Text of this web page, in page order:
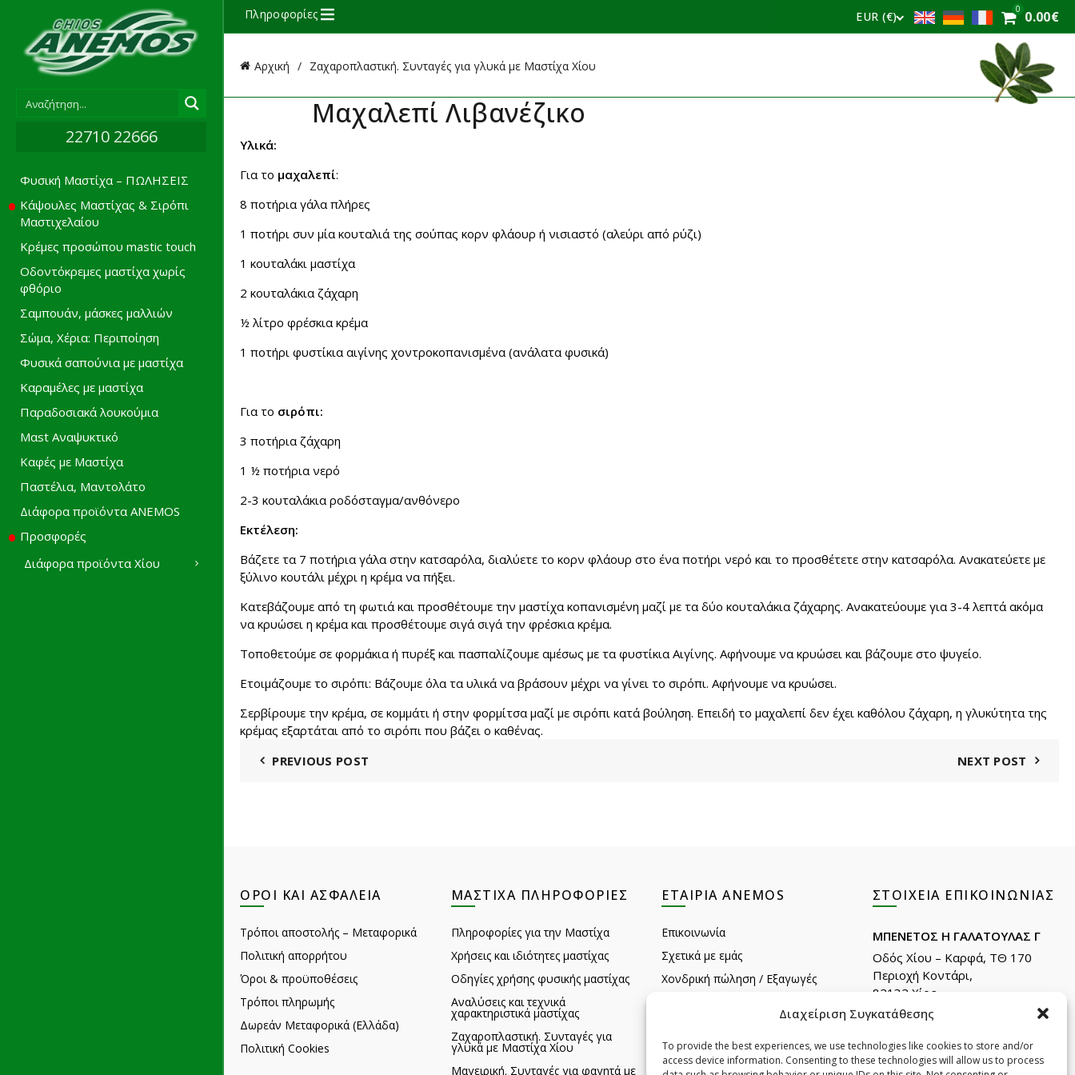
Διαχείριση Συγκατάθεσης
To provide the best experiences, we use technologies like cookies to store and/or
access device information. Consenting to these technologies will allow us to process
EUR (€)
0 0.00€
Πληροφορίες
22710 22666
Φυσική Μαστίχα – ΠΩΛΗΣΕΙΣ
Κάψουλες Μαστίχας & Σιρόπι
Μαστιχελαίου
Κρέμες προσώπου mastic touch
Οδοντόκρεμες μαστίχα χωρίς
φθόριο
Σαμπουάν, μάσκες μαλλιών
Σώμα, Χέρια: Περιποίηση
Φυσικά σαπούνια με μαστίχα
Καραμέλες με μαστίχα
Παραδοσιακά λουκούμια
Mαst Αναψυκτικό
Καφές με Μαστίχα
Παστέλια, Μαντολάτο
Διάφορα προϊόντα ANEMOS
Προσφορές
Διάφορα προϊόντα Χίου
Αρχική Ζαχαροπλαστική. Συνταγές για γλυκά με Μαστίχα Χίου
Μαχαλεπί Λιβανέζικο
Υλικά:
Για το μαχαλεπί:
8 ποτήρια γάλα πλήρες
1 ποτήρι συν μία κουταλιά της σούπας κορν φλάουρ ή νισιαστό (αλεύρι από ρύζι)
1 κουταλάκι μαστίχα
2 κουταλάκια ζάχαρη
½ λίτρο φρέσκια κρέμα
1 ποτήρι φυστίκια αιγίνης χοντροκοπανισμένα (ανάλατα φυσικά)
Για το σιρόπι:
3 ποτήρια ζάχαρη
1 ½ ποτήρια νερό
2-3 κουταλάκια ροδόσταγμα/ανθόνερο
Εκτέλεση:
Βάζετε τα 7 ποτήρια γάλα στην κατσαρόλα, διαλύετε το κορν φλάουρ στο ένα ποτήρι νερό και το προσθέτετε στην κατσαρόλα. Ανακατεύετε με
ξύλινο κουτάλι μέχρι η κρέμα να πήξει.
Κατεβάζουμε από τη φωτιά και προσθέτουμε την μαστίχα κοπανισμένη μαζί με τα δύο κουταλάκια ζάχαρης. Ανακατεύουμε για 3-4 λεπτά ακόμα
να κρυώσει η κρέμα και προσθέτουμε σιγά σιγά την φρέσκια κρέμα.
Τοποθετούμε σε φορμάκια ή πυρέξ και πασπαλίζουμε αμέσως με τα φυστίκια Αιγίνης. Αφήνουμε να κρυώσει και βάζουμε στο ψυγείο.
Ετοιμάζουμε το σιρόπι: Βάζουμε όλα τα υλικά να βράσουν μέχρι να γίνει το σιρόπι. Αφήνουμε να κρυώσει.
Σερβίρουμε την κρέμα, σε κομμάτι ή στην φορμίτσα μαζί με σιρόπι κατά βούληση. Επειδή το μαχαλεπί δεν έχει καθόλου ζάχαρη, η γλυκύτητα της
κρέμας εξαρτάται από το σιρόπι που βάζει ο καθένας.
PREVIOUS POST
NEXT POST
ΌΡΟΙ ΚΑΙ ΑΣΦΆΛΕΙΑ
Τρόποι αποστολής – Μεταφορικά
Πολιτική απορρήτου
Όροι & προϋποθέσεις
Τρόποι πληρωμής
Δωρεάν Μεταφορικά (Ελλάδα)
Πολιτική Cookies
ΜΑΣΤΊΧΑ ΠΛΗΡΟΦΟΡΊΕΣ
Πληροφορίες για την Μαστίχα
Χρήσεις και ιδιότητες μαστίχας
Οδηγίες χρήσης φυσικής μαστίχας
Αναλύσεις και τεχνικά
χαρακτηριστικά μαστίχας
Ζαχαροπλαστική. Συνταγές για
γλυκά με Μαστίχα Χίου
Μαγειρική. Συνταγές για φαγητά με
ΕΤΑΙΡΊΑ ANEMOS
Επικοινωνία
Σχετικά με εμάς
Χονδρική πώληση / Εξαγωγές
Αξιοθέατα της Χίου
B2B HQ Downloads(Cosmetics)
ΣΤΟΙΧΕΊΑ ΕΠΙΚΟΙΝΩΝΊΑΣ
ΜΠΕΝΕΤΟΣ Η ΓΑΛΑΤΟΥΛΑΣ Γ
Οδός Χίου – Καρφά, ΤΘ 170
Περιοχή Κοντάρι,
82132 Χίος.
Τηλ: +30 22710 22666
facebook.com/mastic.gr